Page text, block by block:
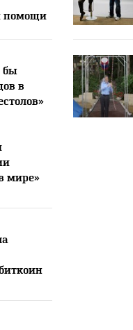
помощи
бы
в
мире»